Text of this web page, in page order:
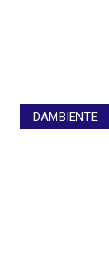
DAMBIENTE